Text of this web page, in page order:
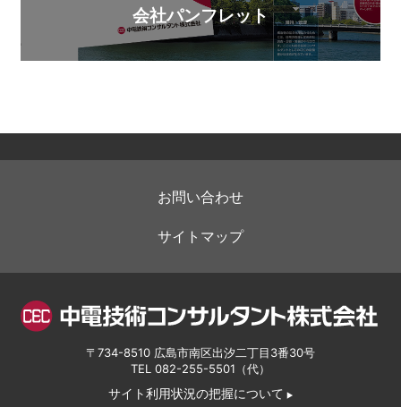
会社パンフレット
お問い合わせ
サイトマップ
〒734-8510 広島市南区出汐二丁目3番30号
TEL 082-255-5501 （代）
サイト利用状況の把握について